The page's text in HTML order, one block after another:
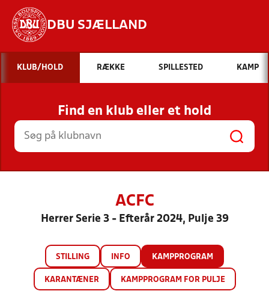
DBU SJÆLLAND
Hvad vil du søge efter?
INDHOLD OG NYHEDER
STILLINGER, RESULTATER, KLUBBER OG
HOLD
KLUB/HOLD RÆKKE SPILLESTED KAMP
Find en klub eller et hold
ACFC
Herrer Serie 3 - Efterår 2024, Pulje 39
STILLING INFO KAMPPROGRAM
KARANTÆNER KAMPPROGRAM FOR PULJE